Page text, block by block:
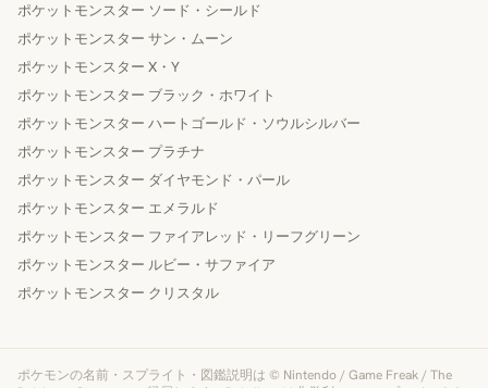
ポケットモンスター ソード・シールド
ポケットモンスター サン・ムーン
ポケットモンスター X・Y
ポケットモンスター ブラック・ホワイト
ポケットモンスター ハートゴールド・ソウルシルバー
ポケットモンスター プラチナ
ポケットモンスター ダイヤモンド・パール
ポケットモンスター エメラルド
ポケットモンスター ファイアレッド・リーフグリーン
ポケットモンスター ルビー・サファイア
ポケットモンスター クリスタル
ポケモンの名前・スプライト・図鑑説明は © Nintendo / Game Freak / The